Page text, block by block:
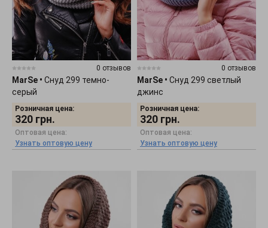
0 отзывов
MarSe • Снуд 299 темно-
серый
Розничная цена:
320 грн.
Оптовая цена:
Узнать оптовую цену
0 отзывов
MarSe • Снуд 299 светлый
джинс
Розничная цена:
320 грн.
Оптовая цена:
Узнать оптовую цену